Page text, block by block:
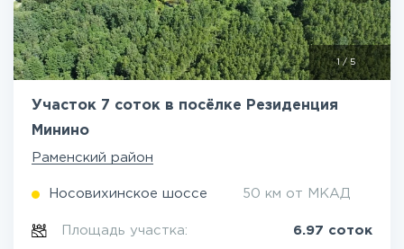
1/5
Участок 7 соток в посёлке Резиденция
Минино
Раменский район
Носовихинское шоссе 50 км от МКАД
Площадь участка: 6.97 соток